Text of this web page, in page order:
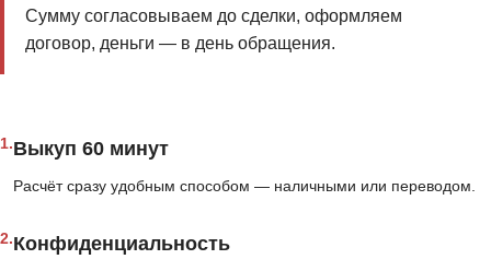
Сумму согласовываем до сделки, оформляем
договор, деньги — в день обращения.
1.Выкуп 60 минут
Расчёт сразу удобным способом — наличными или переводом.
2.Конфиденциальность